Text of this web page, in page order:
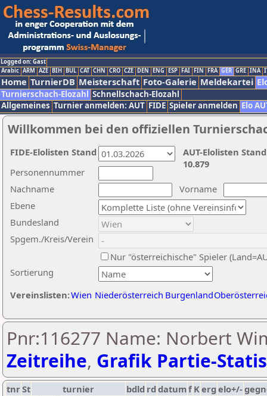
Logged on: Gast
Arabic ARM AZE BIH BUL CAT CHN CRO CZE DEN ENG ESP FAI FIN FRA GER GRE INA
Home TurnierDB Meisterschaft Foto-Galerie Meldekartei
Turnierschach-Elozahl Schnellschach-Elozahl
Allgemeines Turnier anmelden: AUT FIDE Spieler anmelden Elo
Willkommen bei den offiziellen
Nachname
Vorname
Ebene
Sortierung
Personennummer
Bundesland
Spgem./Kreis/Verein
Nur "österreichische" Spieler
Vereinslisten:Wien Niederösterreich Burgenland
AUT-Elolisten
10.879
FIDE-Elolisten Stand
Pnr:116277 Name: Norbert
Zeitreihe, Grafik Partie-
tnrSt turnier bdld rd datumf Kerg elo+/-